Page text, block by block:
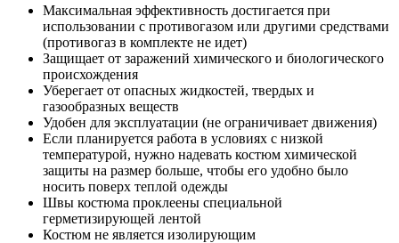
Максимальная эффективность достигается при
использовании с противогазом или другими средствами
(противогаз в комплекте не идет)
Защищает от заражений химического и биологического
происхождения
Уберегает от опасных жидкостей, твердых и
газообразных веществ
Удобен для эксплуатации (не ограничивает движения)
Если планируется работа в условиях с низкой
температурой, нужно надевать костюм химической
защиты на размер больше, чтобы его удобно было
носить поверх теплой одежды
Швы костюма проклеены специальной
герметизирующей лентой
Костюм не является изолирующим